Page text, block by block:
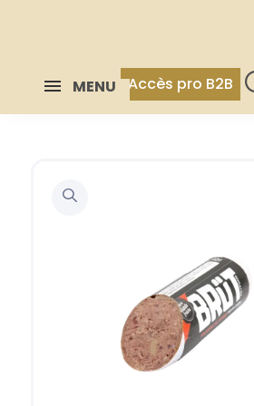
MENU Accès pro B2B